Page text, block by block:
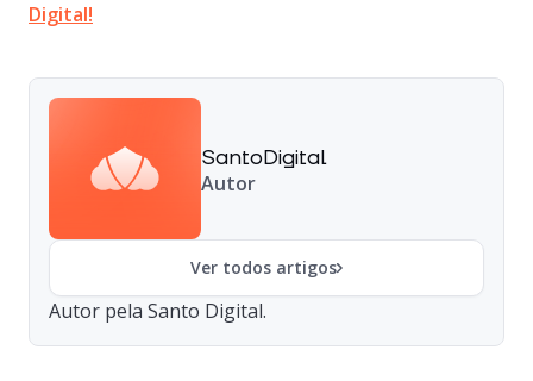
Digital!
SantoDigital
Autor
Ver todos artigos
Autor pela Santo Digital.